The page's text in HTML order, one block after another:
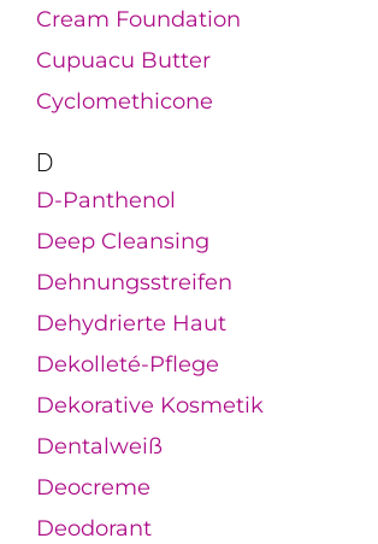
Cream Foundation
Cupuacu Butter
Cyclomethicone
D
D-Panthenol
Deep Cleansing
Dehnungsstreifen
Dehydrierte Haut
Dekolleté-Pflege
Dekorative Kosmetik
Dentalweiß
Deocreme
Deodorant